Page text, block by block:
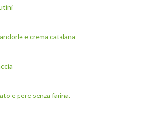
e crema catalana
e pere senza farina.